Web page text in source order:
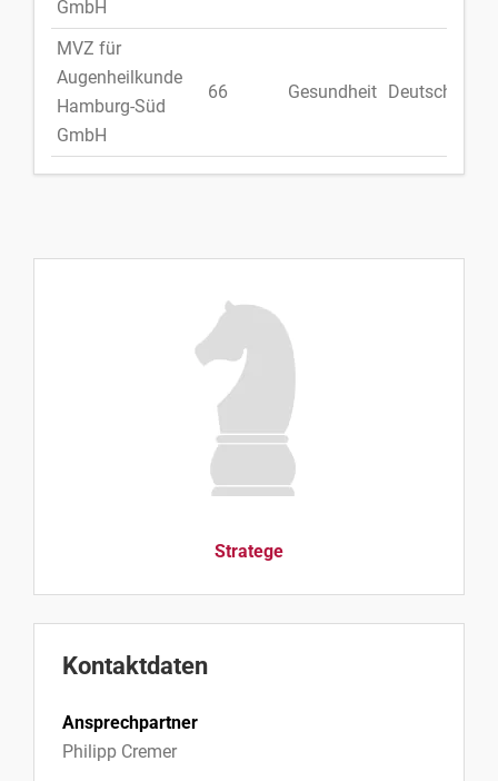
GmbH
MVZ für
Augenheilkunde
Hamburg-Süd
GmbH
66 Gesundheit Deutschland
Stratege
Kontaktdaten
Ansprechpartner
Philipp Cremer